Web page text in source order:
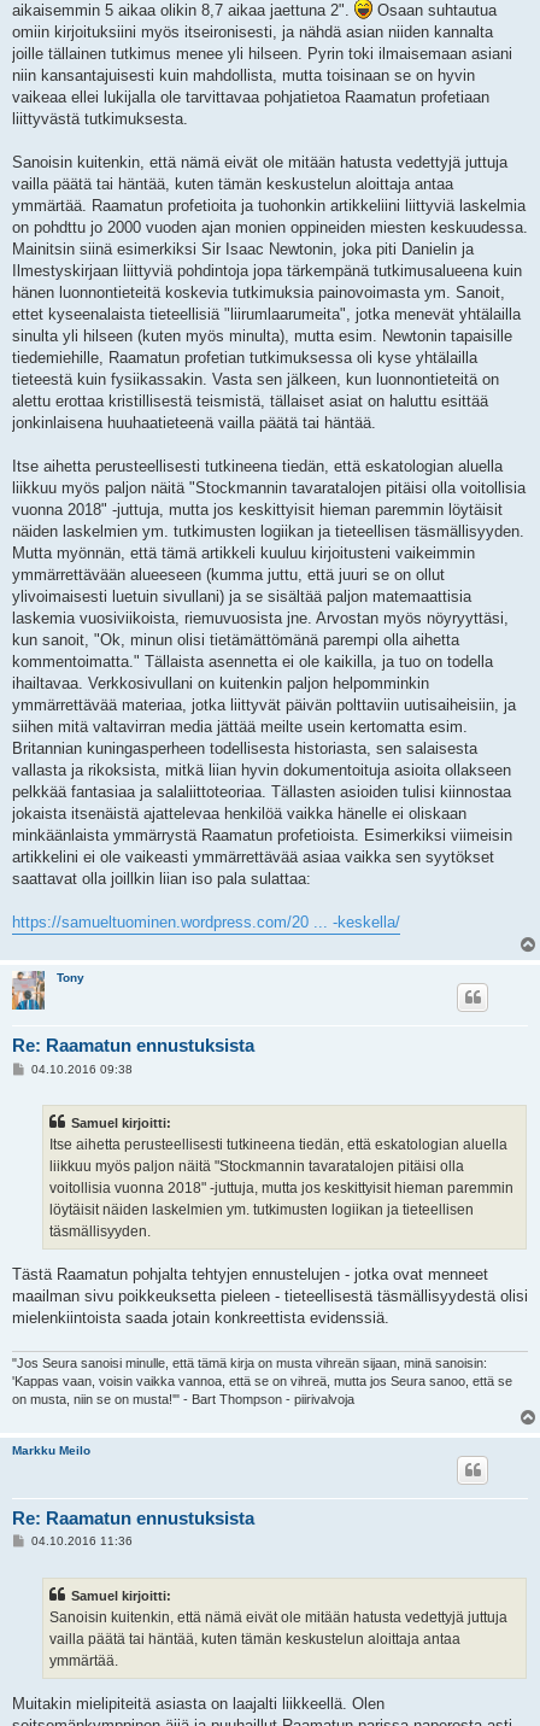
aikaisemmin 5 aikaa olikin 8,7 aikaa jaettuna 2".
Osaan suhtautua
omiin kirjoituksiini myös itseironisesti, ja nähdä asian niiden kannalta
joille tällainen tutkimus menee yli hilseen. Pyrin toki ilmaisemaan asiani
niin kansantajuisesti kuin mahdollista, mutta toisinaan se on hyvin
vaikeaa ellei lukijalla ole tarvittavaa pohjatietoa Raamatun profetiaan
liittyvästä tutkimuksesta.
Sanoisin kuitenkin, että nämä eivät ole mitään hatusta vedettyjä juttuja
vailla päätä tai häntää, kuten tämän keskustelun aloittaja antaa
ymmärtää. Raamatun profetioita ja tuohonkin artikkeliini liittyviä laskelmia
on pohdttu jo 2000 vuoden ajan monien oppineiden miesten keskuudessa.
Mainitsin siinä esimerkiksi Sir Isaac Newtonin, joka piti Danielin ja
Ilmestyskirjaan liittyviä pohdintoja jopa tärkempänä tutkimusalueena kuin
hänen luonnontieteitä koskevia tutkimuksia painovoimasta ym. Sanoit,
ettet kyseenalaista tieteellisiä "liirumlaarumeita", jotka menevät yhtälailla
sinulta yli hilseen (kuten myös minulta), mutta esim. Newtonin tapaisille
tiedemiehille, Raamatun profetian tutkimuksessa oli kyse yhtälailla
tieteestä kuin fysiikassakin. Vasta sen jälkeen, kun luonnontieteitä on
alettu erottaa kristillisestä teismistä, tällaiset asiat on haluttu esittää
jonkinlaisena huuhaatieteenä vailla päätä tai häntää.
Itse aihetta perusteellisesti tutkineena tiedän, että eskatologian aluella
liikkuu myös paljon näitä "Stockmannin tavaratalojen pitäisi olla voitollisia
vuonna 2018" -juttuja, mutta jos keskittyisit hieman paremmin löytäisit
näiden laskelmien ym. tutkimusten logiikan ja tieteellisen täsmällisyyden.
Mutta myönnän, että tämä artikkeli kuuluu kirjoitusteni vaikeimmin
ymmärrettävään alueeseen (kumma juttu, että juuri se on ollut
ylivoimaisesti luetuin sivullani) ja se sisältää paljon matemaattisia
laskemia vuosiviikoista, riemuvuosista jne. Arvostan myös nöyryyttäsi,
kun sanoit, "Ok, minun olisi tietämättömänä parempi olla aihetta
kommentoimatta." Tällaista asennetta ei ole kaikilla, ja tuo on todella
ihailtavaa. Verkkosivullani on kuitenkin paljon helpomminkin
ymmärrettävää materiaa, jotka liittyvät päivän polttaviin uutisaiheisiin, ja
siihen mitä valtavirran media jättää meilte usein kertomatta esim.
Britannian kuningasperheen todellisesta historiasta, sen salaisesta
vallasta ja rikoksista, mitkä liian hyvin dokumentoituja asioita ollakseen
pelkkää fantasiaa ja salaliittoteoriaa. Tällasten asioiden tulisi kiinnostaa
jokaista itsenäistä ajattelevaa henkilöä vaikka hänelle ei oliskaan
minkäänlaista ymmärrystä Raamatun profetioista. Esimerkiksi viimeisin
artikkelini ei ole vaikeasti ymmärrettävää asiaa vaikka sen syytökset
saattavat olla joillkin liian iso pala sulattaa:
https://samueltuominen.wordpress.com/20 ... -keskella/
Tony
Re: Raamatun ennustuksista
V04.10.2016 09:38
Samuel kirjoitti:
Itse aihetta perusteellisesti tutkineena tiedän, että eskatologian aluella
liikkuu myös paljon näitä "Stockmannin tavaratalojen pitäisi olla
voitollisia vuonna 2018" -juttuja, mutta jos keskittyisit hieman paremmin
löytäisit näiden laskelmien ym. tutkimusten logiikan ja tieteellisen
täsmällisyyden.
Tästä Raamatun pohjalta tehtyjen ennustelujen - jotka ovat menneet
maailman sivu poikkeuksetta pieleen - tieteellisestä täsmällisyydestä olisi
mielenkiintoista saada jotain konkreettista evidenssiä.
"Jos Seura sanoisi minulle, että tämä kirja on musta vihreän sijaan, minä sanoisin:
'Kappas vaan, voisin vaikka vannoa, että se on vihreä, mutta jos Seura sanoo, että se
on musta, niin se on musta!'" - Bart Thompson - piirivalvoja
Markku Meilo
Re: Raamatun ennustuksista
V04.10.2016 11:36
Samuel kirjoitti:
Sanoisin kuitenkin, että nämä eivät ole mitään hatusta vedettyjä juttuja
vailla päätä tai häntää, kuten tämän keskustelun aloittaja antaa
ymmärtää.
Muitakin mielipiteitä asiasta on laajalti liikkeellä. Olen